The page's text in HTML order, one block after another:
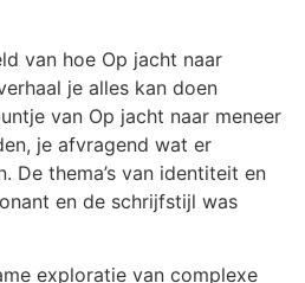
van hoe Op jacht naar
je alles kan doen
van Op jacht naar meneer
je afvragend wat er
De thema’s van identiteit en
en de schrijfstijl was
exploratie van complexe